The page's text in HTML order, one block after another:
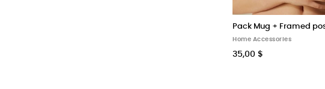
Pack Mug + Framed
Home Accessories
35,00 $